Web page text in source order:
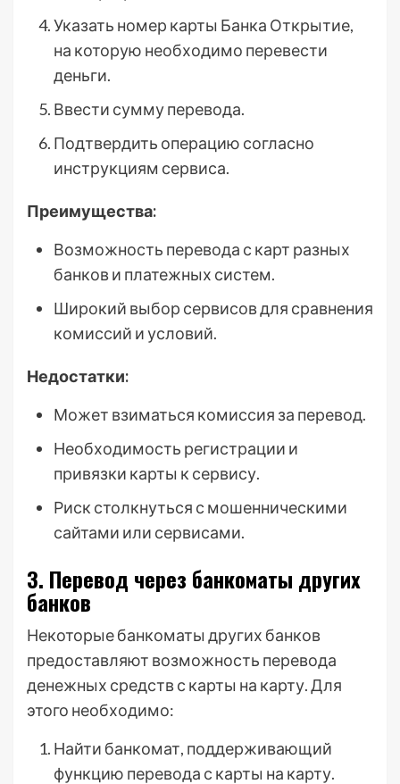
Указать номер карты Банка Открытие,
на которую необходимо перевести
деньги.
Ввести сумму перевода.
Подтвердить операцию согласно
инструкциям сервиса.
Преимущества:
Возможность перевода с карт разных
банков и платежных систем.
Широкий выбор сервисов для сравнения
комиссий и условий.
Недостатки:
Может взиматься комиссия за перевод.
Необходимость регистрации и
привязки карты к сервису.
Риск столкнуться с мошенническими
сайтами или сервисами.
3. Перевод через банкоматы других
банков
Некоторые банкоматы других банков
предоставляют возможность перевода
денежных средств с карты на карту. Для
этого необходимо:
Найти банкомат, поддерживающий
функцию перевода с карты на карту.